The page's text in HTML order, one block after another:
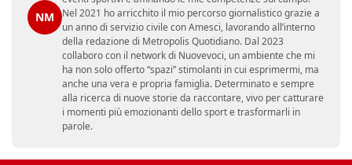
NM
Nel 2021 ho arricchito il mio percorso giornalistico grazie a
un anno di servizio civile con Amesci, lavorando all’interno
della redazione di Metropolis Quotidiano. Dal 2023
collaboro con il network di Nuovevoci, un ambiente che mi
ha non solo offerto “spazi” stimolanti in cui esprimermi, ma
anche una vera e propria famiglia. Determinato e sempre
alla ricerca di nuove storie da raccontare, vivo per catturare
i momenti più emozionanti dello sport e trasformarli in
parole.